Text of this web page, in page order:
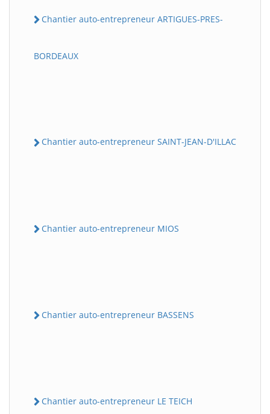
Chantier auto-entrepreneur ARTIGUES-PRES-
BORDEAUX
Chantier auto-entrepreneur SAINT-JEAN-D'ILLAC
Chantier auto-entrepreneur MIOS
Chantier auto-entrepreneur BASSENS
Chantier auto-entrepreneur LE TEICH